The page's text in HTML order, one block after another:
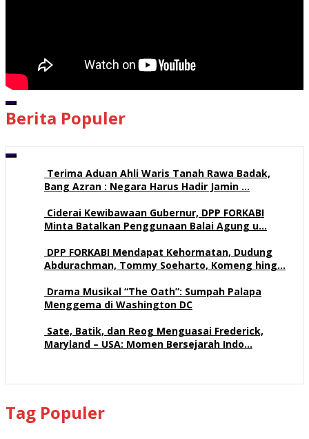
00:00
00:00
Berita Populer
Terima Aduan Ahli Waris Tanah Rawa Badak,
Bang Azran : Negara Harus Hadir Jamin …
Ciderai Kewibawaan Gubernur, DPP FORKABI
Minta Batalkan Penggunaan Balai Agung u…
DPP FORKABI Mendapat Kehormatan, Dudung
Abdurachman, Tommy Soeharto, Komeng hing…
Drama Musikal “The Oath”: Sumpah Palapa
Menggema di Washington DC
Sate, Batik, dan Reog Menguasai Frederick,
Maryland – USA: Momen Bersejarah Indo…
Tag Populer